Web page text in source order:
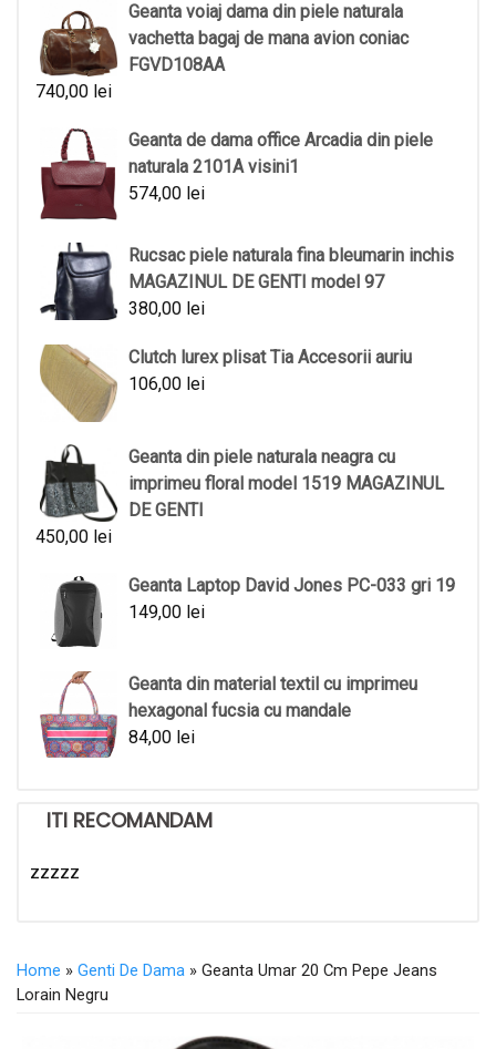
Geanta voiaj dama din piele naturala
vachetta bagaj de mana avion coniac
FGVD108AA
740,00 lei
Geanta de dama office Arcadia din piele
naturala 2101A visini1
574,00 lei
Rucsac piele naturala fina bleumarin inchis
MAGAZINUL DE GENTI model 97
380,00 lei
Clutch lurex plisat Tia Accesorii auriu
106,00 lei
Geanta din piele naturala neagra cu
imprimeu floral model 1519 MAGAZINUL
DE GENTI
450,00 lei
Geanta Laptop David Jones PC-033 gri 19
149,00 lei
Geanta din material textil cu imprimeu
hexagonal fucsia cu mandale
84,00 lei
ITI RECOMANDAM
zzzzz
Home » Genti De Dama » Geanta Umar 20 Cm Pepe Jeans
Lorain Negru